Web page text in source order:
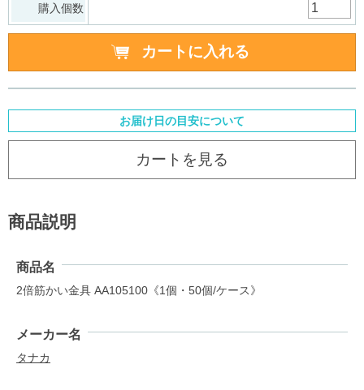
購入個数
お届け日の目安について
カートを見る
商品説明
商品名
2倍筋かい金具 AA105100《1個・50個/ケース》
メーカー名
タナカ